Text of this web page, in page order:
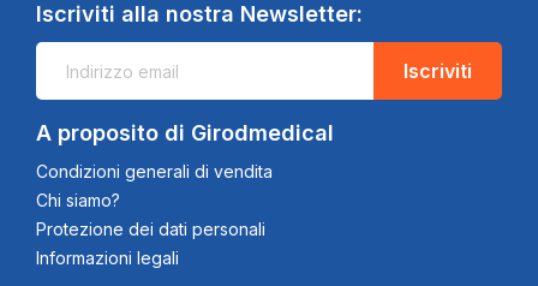
Iscriviti alla nostra Newsletter:
Iscriviti
A proposito di Girodmedical
Condizioni generali di vendita
Chi siamo?
Protezione dei dati personali
Informazioni legali